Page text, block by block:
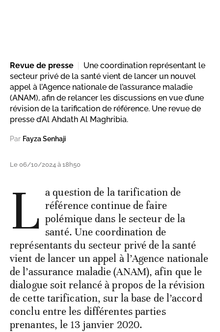
Revue de presse
Une coordination représentant le
secteur privé de la santé vient de lancer un nouvel
appel à l’Agence nationale de l’assurance maladie
(ANAM), afin de relancer les discussions en vue d’une
révision de la tarification de référence. Une revue de
presse d’Al Ahdath Al Maghribia.
Par Fayza Senhaji
Le 06/10/2024 à 18h50
L a question de la tarification de
référence continue de faire
polémique dans le secteur de la
santé. Une coordination de
représentants du secteur privé de la santé
vient de lancer un appel à l’Agence nationale
de l’assurance maladie (ANAM), afin que le
dialogue soit relancé à propos de la révision
de cette tarification, sur la base de l’accord
conclu entre les différentes parties
prenantes, le 13 janvier 2020.